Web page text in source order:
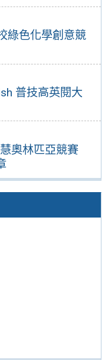
綠色化學創意競
普技高英閱大
奧林匹亞競賽